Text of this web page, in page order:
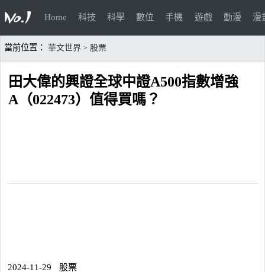
Home 科技 科學 數位 手機 遊戲 動漫 漫
當前位置： 華文世界 > 股票
田大偉的興證全球中證A500指數增強
A（022473）值得買嗎？
2024-11-29 股票